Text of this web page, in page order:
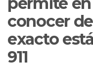
conocer
exacto
911